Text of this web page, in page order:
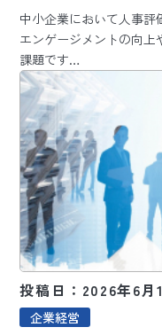
中小企業において人事評
エンゲージメントの向
課題です…
投稿日：2026年6月
企業経営